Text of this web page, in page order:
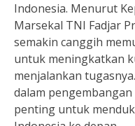
Indonesia. Menurut
Marsekal TNI Fadjar
semakin canggih
untuk meningkatkan
menjalankan
dalam
penting untuk